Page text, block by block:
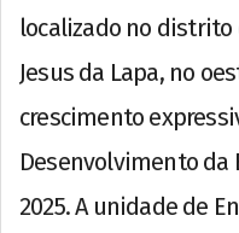
localizado no distrito
Jesus da Lapa, no
crescimento
Desenvolvimento da
2025. A unidade de